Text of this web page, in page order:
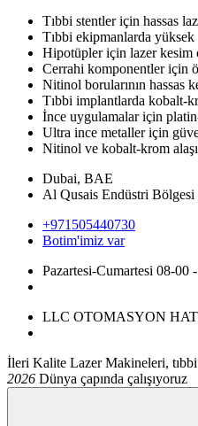
Tıbbi stentler için hassas
Tıbbi ekipmanlarda
Hipotüpler için lazer kesim
Cerrahi komponentler için
Nitinol borularının hassas
Tıbbi implantlarda kobalt-
İnce uygulamalar için
Ultra ince metaller için
Nitinol ve kobalt-krom
Dubai, BAE
Al Qusais Endüstri Bölgesi
+971505440730
Botim'imiz var
Pazartesi-Cumartesi 08-00
LLC OTOMASYON
İleri Kalite Lazer Makineleri,
2026 Dünya çapında çalışıyoruz